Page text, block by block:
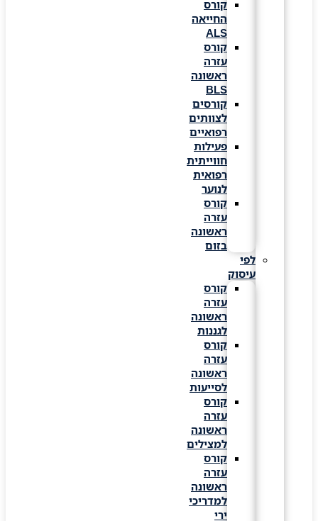
קורס
החייאה
קורס
עזרה
ראשונה
קורסים
לצוותים
רפואיים
פעילות
חווייתית
רפואית
לנוער
קורס
עזרה
ראשונה
לפי
עיסוק
קורס
עזרה
ראשונה
לגננות
קורס
עזרה
ראשונה
לסייעות
קורס
עזרה
ראשונה
למצילים
קורס
עזרה
ראשונה
למדריכי